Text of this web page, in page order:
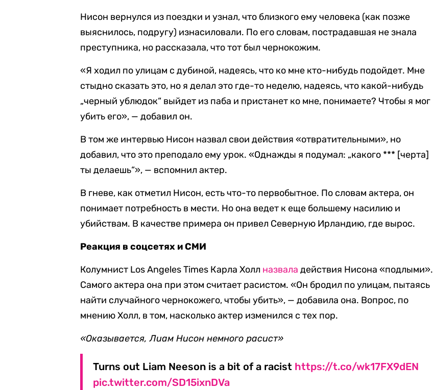
Нисон вернулся из поездки и узнал, что близкого ему человека (как позже
выяснилось, подругу) изнасиловали. По его словам, пострадавшая не знала
преступника, но рассказала, что тот был чернокожим.
«Я ходил по улицам с дубиной, надеясь, что ко мне кто-нибудь подойдет. Мне
стыдно сказать это, но я делал это где-то неделю, надеясь, что какой-нибудь
„черный ублюдок“ выйдет из паба и пристанет ко мне, понимаете? Чтобы я мог
убить его», — добавил он.
В том же интервью Нисон назвал свои действия «отвратительными», но
добавил, что это преподало ему урок. «Однажды я подумал: „какого *** [черта]
ты делаешь“», — вспомнил актер.
В гневе, как отметил Нисон, есть что-то первобытное. По словам актера, он
понимает потребность в мести. Но она ведет к еще большему насилию и
убийствам. В качестве примера он привел Северную Ирландию, где вырос.
Реакция в соцсетях и СМИ
Колумнист Los Angeles Times Карла Холл назвала действия Нисона «подлыми».
Самого актера она при этом считает расистом. «Он бродил по улицам, пытаясь
найти случайного чернокожего, чтобы убить», — добавила она. Вопрос, по
мнению Холл, в том, насколько актер изменился с тех пор.
«Оказывается, Лиам Нисон немного расист»
Turns out Liam Neeson is a bit of a racist https://t.co/wk17FX9dEN
pic.twitter.com/SD15ixnDVa